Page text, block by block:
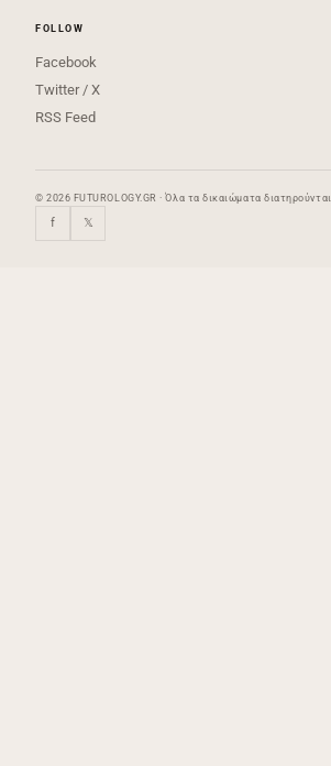
FOLLOW
Facebook
Twitter / X
RSS Feed
© 2026 FUTUROLOGY.GR · Όλα τα δικαιώματα διατηρούνται
f 𝕏